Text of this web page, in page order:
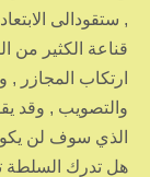
, ستقودالى
قناعة الكثير من
ارتكاب المجازر ,
والتصويب , وقد
الذي سوف لن
هل تدرك السلطة